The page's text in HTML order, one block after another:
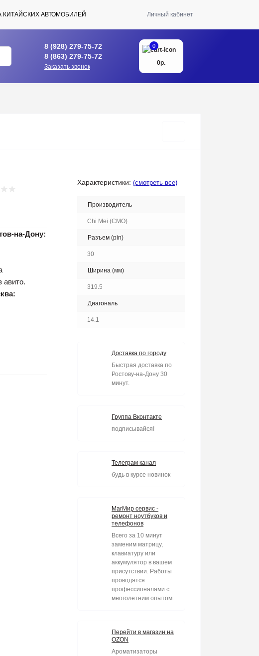
КИТАЙСКИХ АВТОМОБИЛЕЙ Личный кабинет
8 (928) 279-75-72
8 (863) 279-75-72
Заказать звонок
0
0р.
на-Дону:
авито.
Характеристики: (смотреть все)
Производитель
Chi Mei (CMO)
Разъем (pin)
30
Ширина (мм)
319.5
Диагональ
14.1
Доставка по городу
Быстрая доставка по
Ростову-на-Дону 30
минут.
Группа Вконтакте
подписывайся!
Телеграм канал
будь в курсе новинок
МагМир сервис -
ремонт ноутбуков и
телефонов
Всего за 10 минут
заменим матрицу,
клавиатуру или
аккумулятор в вашем
присутствии. Работы
проводятся
профессионалами с
многолетним опытом.
Перейти в магазин на
OZON
Ароматизаторы